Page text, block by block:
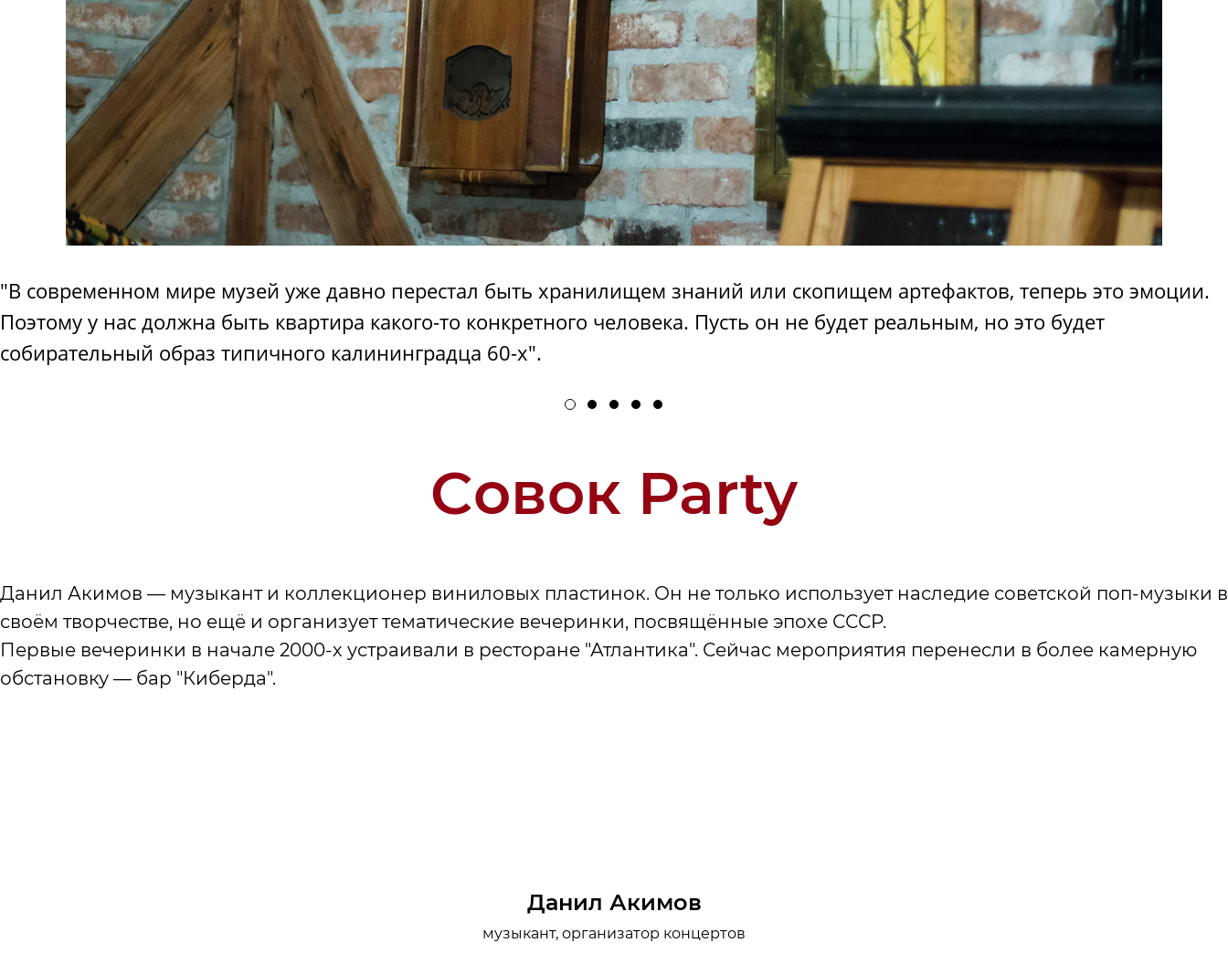
"В современном мире музей уже давно перестал быть хранилищем знаний или скопищем артефактов, теперь это эмоции.
Поэтому у нас должна быть квартира какого-то конкретного человека. Пусть он не будет реальным, но это будет
собирательный образ типичного калининградца 60-х".
Cовок Party
Данил Акимов — музыкант и коллекционер виниловых пластинок. Он не только использует наследие советской поп-музыки в
своём творчестве, но ещё и организует тематические вечеринки, посвящённые эпохе СССР.
Первые вечеринки в начале 2000-х устраивали в ресторане "Атлантика". Сейчас мероприятия перенесли в более камерную
обстановку — бар "Киберда".
Данил Акимов
музыкант, организатор концертов